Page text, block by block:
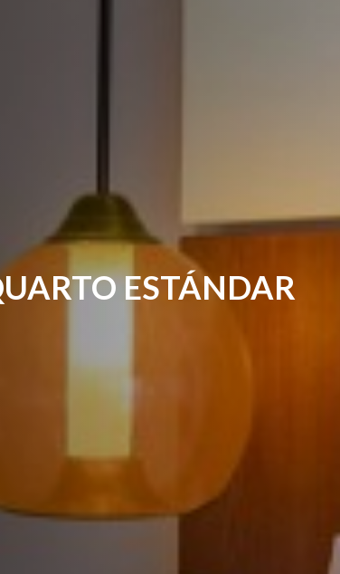
QUARTO